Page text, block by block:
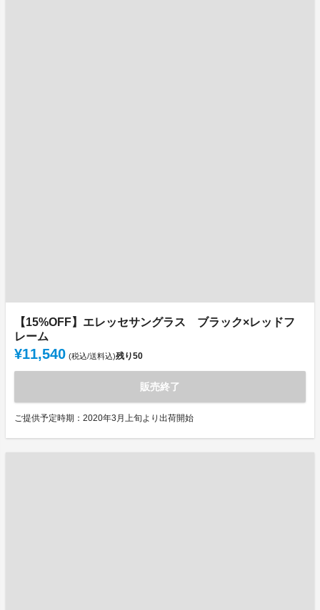
【15%OFF】エレッセサングラス ブラック×レッドフ
レーム
¥11,540 (税込/送料込)残り50
販売終了
ご提供予定時期：2020年3月上旬より出荷開始